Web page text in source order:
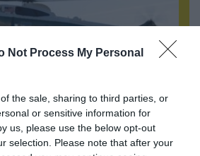
Not Process My Personal
the sale, sharing to third parties, or
or sensitive information for
us, please use the below opt-out
selection. Please note that after your
για το περιστατικό με το
Marine One – Βρέθηκε